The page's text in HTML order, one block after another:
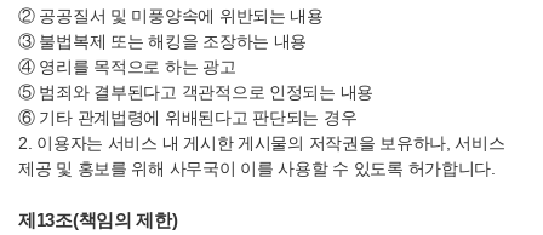
② 공공질서 및 미풍양속에 위반되는 내용
③ 불법복제 또는 해킹을 조장하는 내용
④ 영리를 목적으로 하는 광고
⑤ 범죄와 결부된다고 객관적으로 인정되는 내용
⑥ 기타 관계법령에 위배된다고 판단되는 경우
2. 이용자는 서비스 내 게시한 게시물의 저작권을 보유하나, 서비스
제공 및 홍보를 위해 사무국이 이를 사용할 수 있도록 허가합니다.
제13조(책임의 제한)